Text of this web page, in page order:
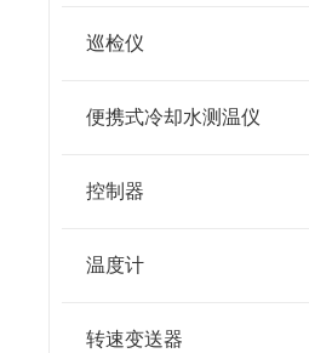
巡检仪
便携式冷却水测温仪
控制器
温度计
转速变送器